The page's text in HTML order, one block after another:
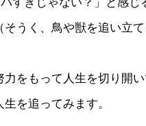
そうく、鳥や獣を追い立
力をもって人生を切り開
を追ってみます。